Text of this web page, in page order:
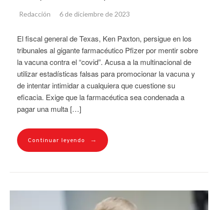
Redacción 6 de diciembre de 2023
El fiscal general de Texas, Ken Paxton, persigue en los
tribunales al gigante farmacéutico Pfizer por mentir sobre
la vacuna contra el “covid”. Acusa a la multinacional de
utilizar estadísticas falsas para promocionar la vacuna y
de intentar intimidar a cualquiera que cuestione su
eficacia. Exige que la farmacéutica sea condenada a
pagar una multa […]
Continuar leyendo →